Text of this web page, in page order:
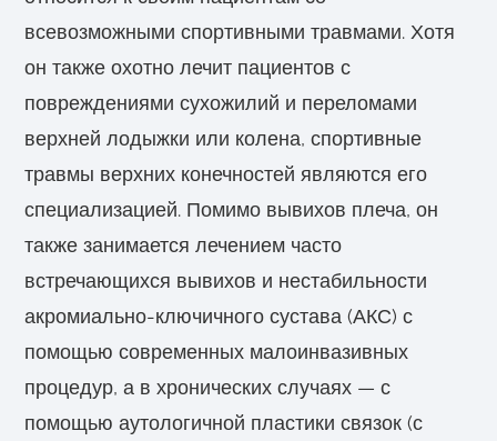
всевозможными спортивными травмами. Хотя
он также охотно лечит пациентов с
повреждениями сухожилий и переломами
верхней лодыжки или колена, спортивные
травмы верхних конечностей являются его
специализацией. Помимо вывихов плеча, он
также занимается лечением часто
встречающихся вывихов и нестабильности
акромиально-ключичного сустава (АКС) с
помощью современных малоинвазивных
процедур, а в хронических случаях — с
помощью аутологичной пластики связок (с